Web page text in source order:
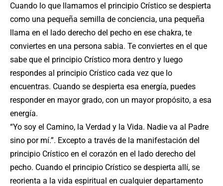
Cuando lo que llamamos el principio Crístico se despierta
como una pequeña semilla de conciencia, una pequeña
llama en el lado derecho del pecho en ese chakra, te
conviertes en una persona sabia. Te conviertes en el que
sabe que el principio Crístico mora dentro y luego
respondes al principio Crístico cada vez que lo
encuentras. Cuando se despierta esa energía, puedes
responder en mayor grado, con un mayor propósito, a esa
energía.
“Yo soy el Camino, la Verdad y la Vida. Nadie va al Padre
sino por mí.”. Excepto a través de la manifestación del
principio Crístico en el corazón en el lado derecho del
pecho. Cuando el principio Crístico se despierta allí, se
reorienta a la vida espiritual en cualquier departamento